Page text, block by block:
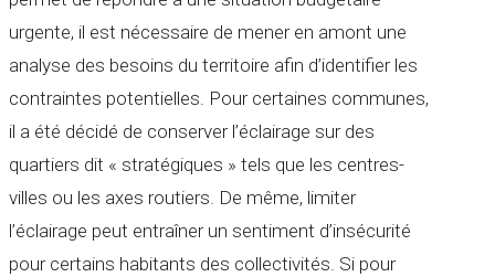
urgente, il est nécessaire de mener en amont une
analyse des besoins du territoire afin d’identifier les
contraintes potentielles. Pour certaines communes,
il a été décidé de conserver l’éclairage sur des
quartiers dit « stratégiques » tels que les centres-
villes ou les axes routiers. De même, limiter
l’éclairage peut entraîner un sentiment d’insécurité
pour certains habitants des collectivités. Si pour